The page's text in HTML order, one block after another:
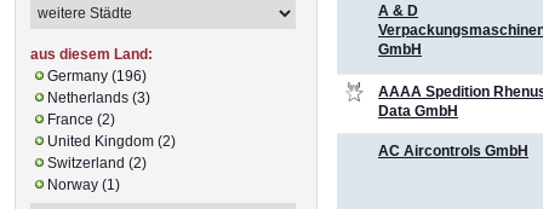
A & D
GmbH
AAAA Spedition
Data GmbH
AC Aircontrols GmbH
aus diesem Land:
Germany (196)
Netherlands (3)
France (2)
United Kingdom (2)
Switzerland (2)
Norway (1)